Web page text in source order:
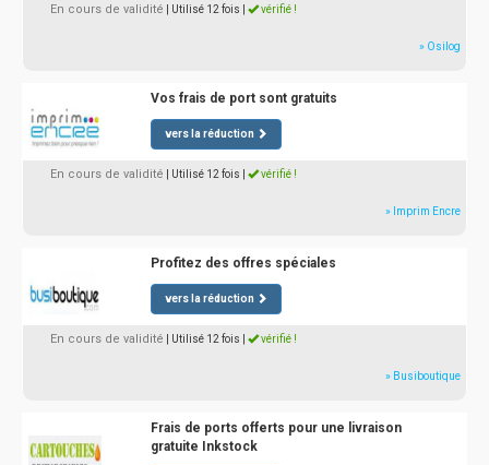
En cours de validité | Utilisé 12 fois vérifié !
» Osilog
Vos frais de port sont gratuits
vers la réduction
En cours de validité | Utilisé 12 fois vérifié !
» Imprim Encre
Profitez des offres spéciales
vers la réduction
En cours de validité | Utilisé 12 fois vérifié !
» Busiboutique
Frais de ports offerts pour une livraison
gratuite Inkstock